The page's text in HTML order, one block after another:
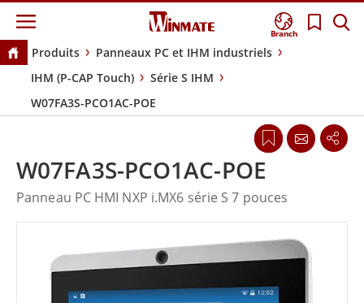
Branch
Produits
Panneaux PC et IHM industriels
IHM (P-CAP Touch)
Série S IHM
W07FA3S-PCO1AC-POE
W07FA3S-PCO1AC-POE
Panneau PC HMI NXP i.MX6 série S 7 pouces